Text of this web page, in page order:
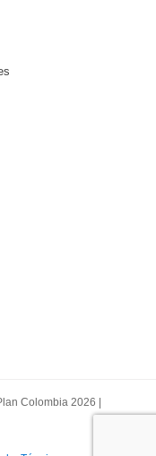
Colombia 2026 |